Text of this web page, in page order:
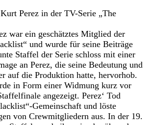
Perez in der TV-Serie „The
war ein geschätztes Mitglied der
und wurde für seine Beiträge
Staffel der Serie schloss mit einer
an Perez, die seine Bedeutung und
auf die Produktion hatte, hervorhob.
in Form einer Widmung kurz vor
angezeigt. Perez‘ Tod
Gemeinschaft und löste
von Crewmitgliedern aus. In der 19.